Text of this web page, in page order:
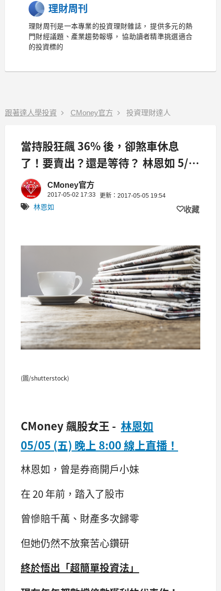
理財周刊
理財周刊是一本專業的投資理財雜誌， 提供多元的熱
門財經議題、產業趨勢報導， 協助讀者精準挑選適合
的投資標的
跟著達人學投資 CMoney官方 投資理財達人
當持股狂飆 36% 後，卻煞車休息
了！要賣出？還是等待？ 林恩如 5/5
(五) 晚上 8 點 直播
CMoney官方
2017-05-02 17:33 更新：2017-05-05 19:54
林恩如 收藏
(圖/shutterstock)
CMoney 飆股女王 - 林恩如
05/05 (五) 晚上 8:00 線上直播！
林恩如，曾是券商開戶小妹
在 20 年前，踏入了股市
曾慘賠千萬、財產多次歸零
但她仍然不放棄苦心鑽研
終於悟出「超簡單投資法」